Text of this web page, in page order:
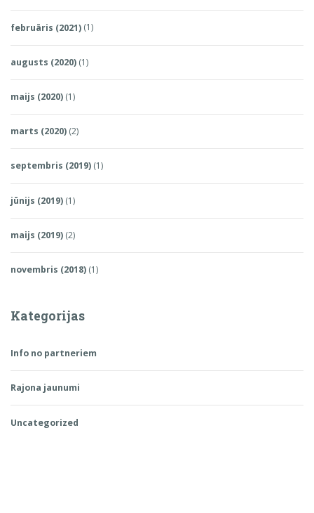
februāris (2021) (1)
augusts (2020) (1)
maijs (2020) (1)
marts (2020) (2)
septembris (2019) (1)
jūnijs (2019) (1)
maijs (2019) (2)
novembris (2018) (1)
Kategorijas
Info no partneriem
Rajona jaunumi
Uncategorized